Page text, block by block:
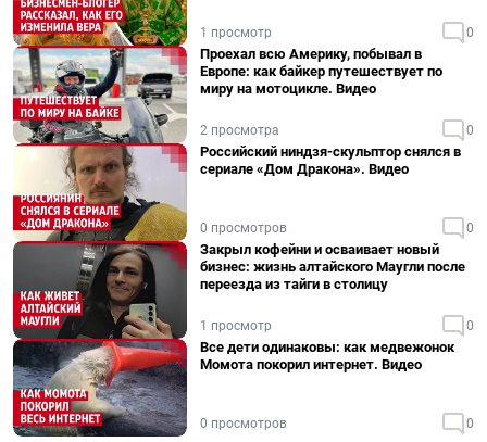
1 просмотр 0
Проехал всю Америку, побывал в
Европе: как байкер путешествует по
миру на мотоцикле. Видео
2 просмотра 0
Российский ниндзя-скульптор снялся в
сериале «Дом Дракона». Видео
0 просмотров 0
Закрыл кофейни и осваивает новый
бизнес: жизнь алтайского Маугли после
переезда из тайги в столицу
1 просмотр 0
Все дети одинаковы: как медвежонок
Момота покорил интернет. Видео
0 просмотров 0